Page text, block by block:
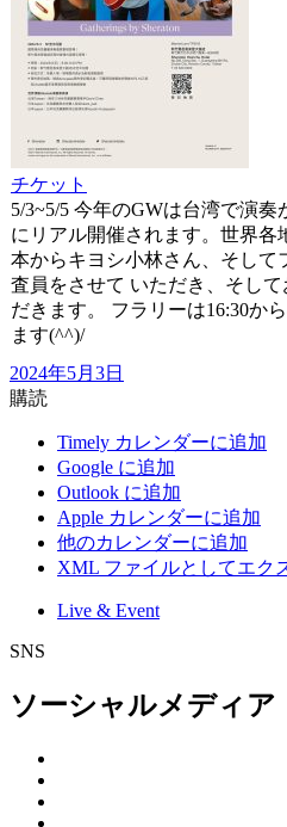
チケット
5/3~5/5 今年のGWは台湾で演奏
にリアル開催されます。世界各
本からキヨシ小林さん、そして
査員をさせて いただき、そし
だきます。 フラリーは16:30か
ます(^^)/
2024年5月3日
購読
Timely カレンダーに追加
Google に追加
Outlook に追加
Apple カレンダーに追加
他のカレンダーに追加
XML ファイルとしてエク
Live & Event
SNS
ソーシャルメディア